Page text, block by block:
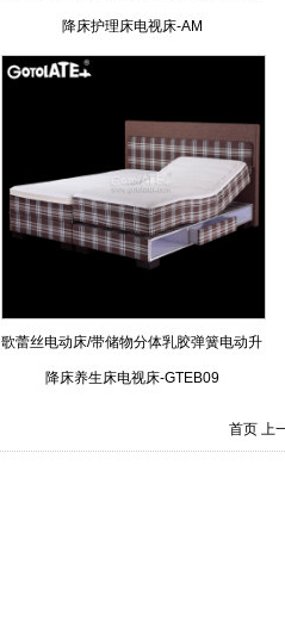
降床护理床电视床-AM
歌蕾丝电动床/带储物分体乳胶弹簧电动升
降床养生床电视床-GTEB09
首页 上